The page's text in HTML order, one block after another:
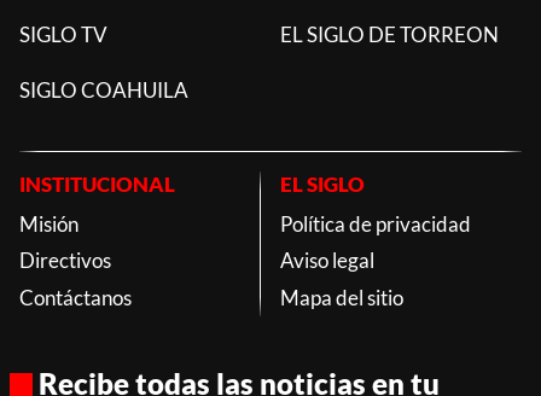
SIGLO TV EL SIGLO DE TORREON
SIGLO COAHUILA
INSTITUCIONAL
Misión
Directivos
Contáctanos
EL SIGLO
Política de privacidad
Aviso legal
Mapa del sitio
Recibe todas las noticias en tu